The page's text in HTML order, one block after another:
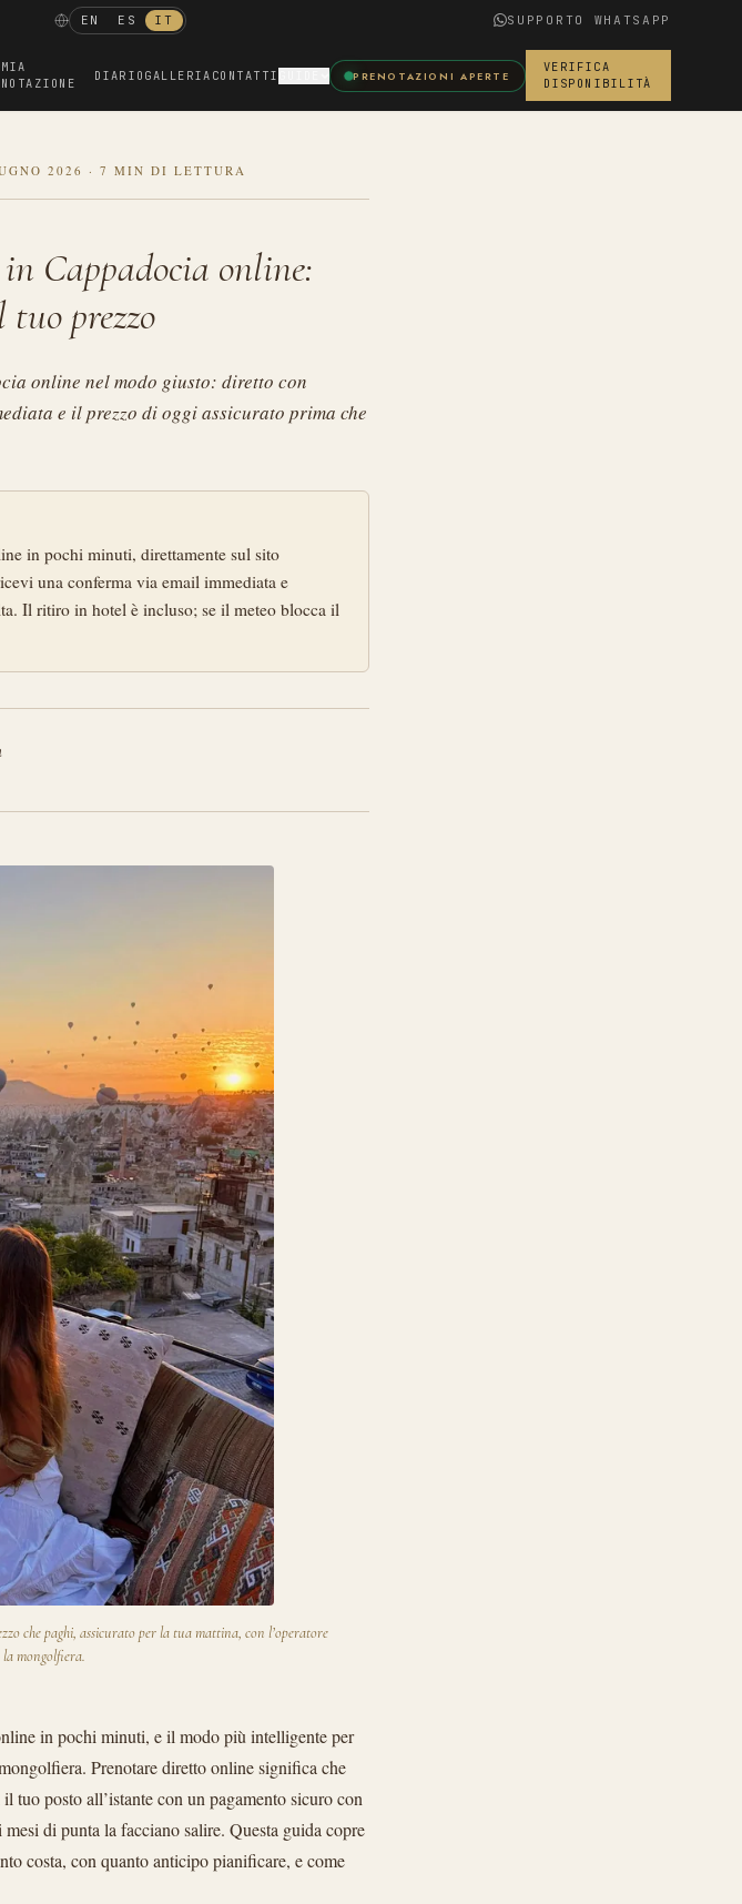
EN ES IT SUPPORTO WHATSAPP
DIARIO GALLERIA CONTATTI PRENOTAZIONI APERTE
VERIFICA
DISPONIBILITÀ
2026 · 7 MIN DI LETTURA
Cappadocia online:
prezzo
online nel modo giusto: diretto con
e il prezzo di oggi assicurato prima che
in pochi minuti, direttamente sul sito
una conferma via email immediata e
Il ritiro in hotel è incluso; se il meteo blocca il
che paghi, assicurato per la tua mattina, con l’operatore
mongolfiera.
in pochi minuti, e il modo più intelligente per
Prenotare diretto online significa che
tuo posto all’istante con un pagamento sicuro con
di punta la facciano salire. Questa guida copre
costa, con quanto anticipo pianificare, e come